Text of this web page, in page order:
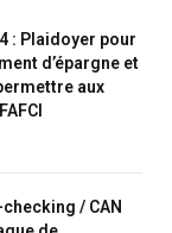
: Plaidoyer pour
d’épargne et
aux
/ CAN